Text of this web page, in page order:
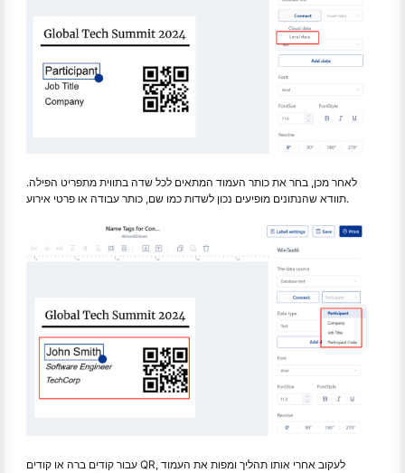
לאחר מכן, בחר את כותר העמוד המתאים לכל שדה בתווית מתפריט הפילה.
תוודא שהנתונים מופיעים נכון לשדות כמו שם, כותר עבודה או פרטי אירוע.
עבור קודים ברה או קודים QR, לעקוב אחרי אותו תהליך ומפות את העמוד